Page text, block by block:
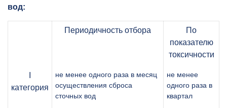
вод:
Периодичность отбора
По
показателю
токсичности
категория
не менее одного раза в месяц
осуществления сброса
сточных вод
не менее
одного раза в
квартал